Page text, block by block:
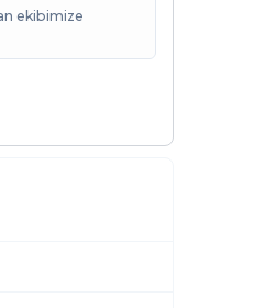
ekibimize